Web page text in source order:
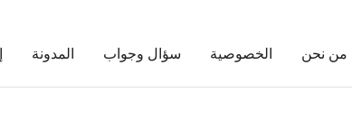
من نحن الخصوصية سؤال وجواب المدونة